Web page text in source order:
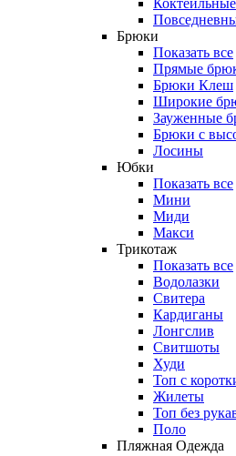
Брюки
Показать все
Прямые
Брюки Клеш
Широкие
Зауженные
Брюки с
Лосины
Юбки
Показать все
Мини
Миди
Макси
Трикотаж
Показать все
Водолазки
Свитера
Кардиганы
Лонгслив
Свитшоты
Худи
Топ с
Жилеты
Топ без
Поло
Пляжная Одежда